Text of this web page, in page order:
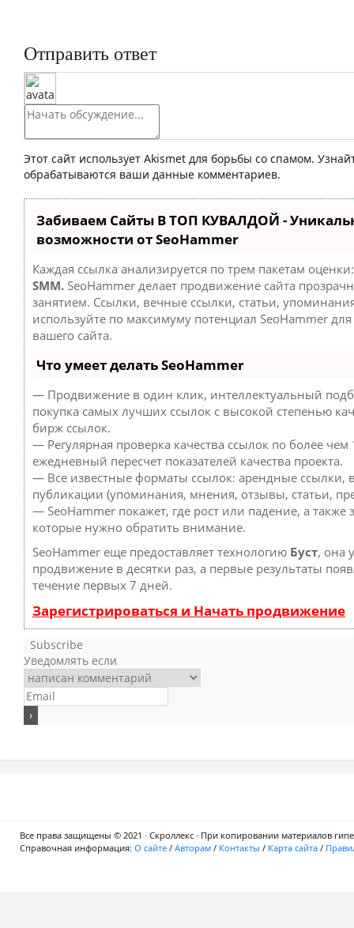
Отправить ответ
Этот сайт использует Akismet для борьбы со спамом.
обрабатываются ваши данные комментариев.
Забиваем Сайты В ТОП КУВАЛДОЙ -
возможности от SeoHammer
Каждая ссылка анализируется по трем пакетам
SMM. SeoHammer делает продвижение сайта
занятием. Ссылки, вечные ссылки, статьи,
используйте по максимуму потенциал SeoHammer
вашего сайта.
Что умеет делать SeoHammer
— Продвижение в один клик, интеллектуальный
покупка самых лучших ссылок с высокой степенью
бирж ссылок.
— Регулярная проверка качества ссылок по более чем
ежедневный пересчет показателей качества проекта.
— Все известные форматы ссылок: арендные ссылки,
публикации (упоминания, мнения, отзывы, статьи,
— SeoHammer покажет, где рост или падение, а также
которые нужно обратить внимание.
SeoHammer еще предоставляет технологию Буст, она
продвижение в десятки раз, а первые результаты
течение первых 7 дней.
Зарегистрироваться и Начать продвижение
Subscribe
Уведомлять если
Все права защищены © 2021 · Скроллекс · При копировании материалов
Справочная информация: О сайте / Авторам / Контакты / Карта сайта /